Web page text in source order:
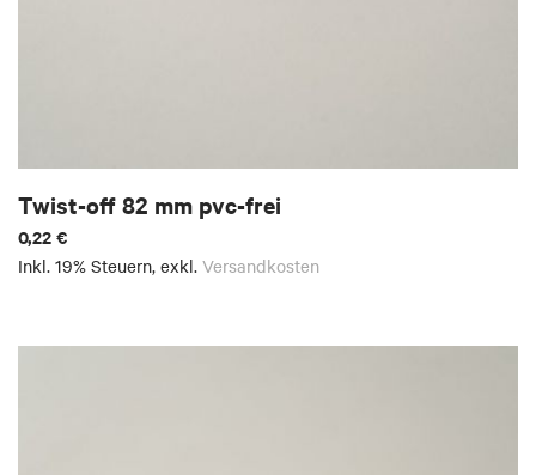
Twist-off 82 mm pvc-frei
0,22 €
Inkl. 19% Steuern, exkl. Versandkosten